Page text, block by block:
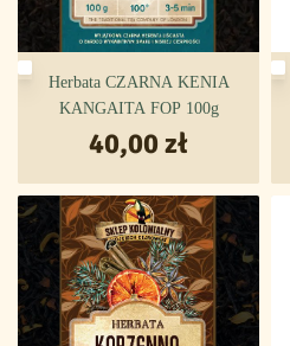
Herbata CZARNA KENIA
KANGAITA FOP 100g
40,00 zł